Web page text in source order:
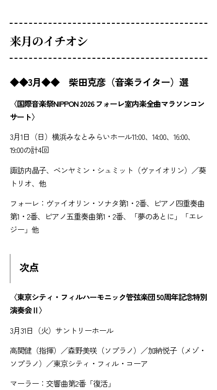
来月のイチオシ
◆◆3月◆◆ 柴田克彦（音楽ライター）選
〈国際音楽祭NIPPON 2026 フォーレ室内楽全曲マラソンコン
サート〉
3月1日（日）横浜みなとみらいホール11:00、14:00、16:00、
19:00の計4回
諏訪内晶子、ベンヤミン・シュミット（ヴァイオリン）／葵
トリオ、他
フォーレ：ヴァイオリン・ソナタ第1・2番、ピアノ四重奏曲
第1・2番、ピアノ五重奏曲第1・2番、「夢のあとに」「エレ
ジー」他
次点
〈東京シティ・フィルハーモニック管弦楽団 50周年記念特別
演奏会Ⅱ〉
3月31日（火）サントリーホール
高関健（指揮）／森野美咲（ソプラノ）／加納悦子（メゾ・
ソプラノ）／東京シティ・フィル・コーア
マーラー：交響曲第2番「復活」